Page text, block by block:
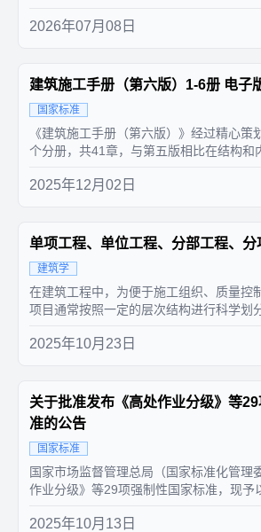
的实体质量、观感质量及使用功能等问题
2026年07月08日
建筑施工手册（第六版）1-6册 电子
国家标准
《建筑施工手册（第六版）》经过精心策
个分册，共41章，与第五版相比在结构和
建造、绿色建造、工业化建造的容，新增
2025年12月02日
单项工程、单位工程、分部工程、分
建筑学
在建筑工程中，为便于施工组织、质量控
项目通常按照一定的层次结构进行科学划
单位工程（子单位工程）、分部工程（子
2025年10月23日
关于批准发布《高处作业分级》等
准的公告
国家标准
国家市场监督管理总局（国家标准化管理
作业分级》等29项强制性国家标准，现予
标准号实施日期1GB 3608-2025高处作业
2025年10月13日